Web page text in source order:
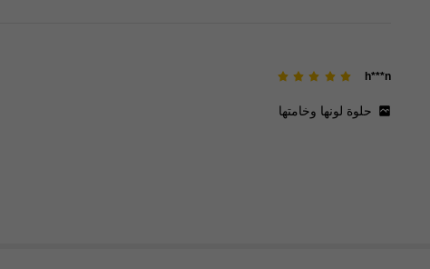
h***n
حلوة لونها وخامتها